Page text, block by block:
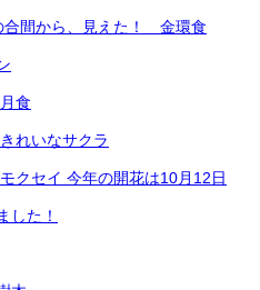
間から、見えた！ 金環食
食
れいなサクラ
クセイ 今年の開花は10月12日
した！